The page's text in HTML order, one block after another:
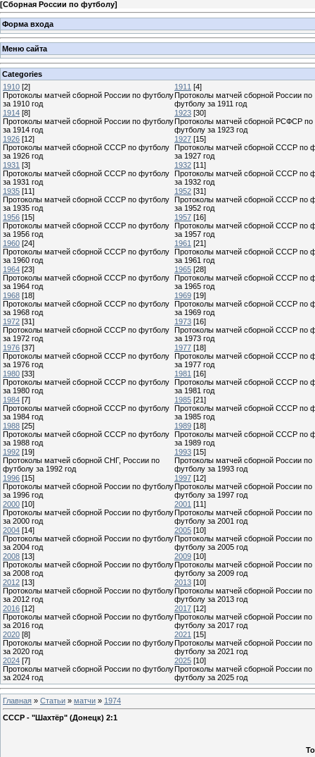
[Сборная России по футболу]
Форма входа
Меню сайта
Categories
1910 [2]
Протоколы матчей сборной России по футболу
за 1910 год
1911 [4]
Протоколы матчей сборной России по
футболу за 1911 год
1914 [8]
Протоколы матчей сборной России по футболу
за 1914 год
1923 [30]
Протоколы матчей сборной РСФСР по
футболу за 1923 год
1926 [12]
Протоколы матчей сборной СССР по футболу
за 1926 год
1927 [15]
Протоколы матчей сборной СССР по
за 1927 год
1931 [3]
Протоколы матчей сборной СССР по футболу
за 1931 год
1932 [11]
Протоколы матчей сборной СССР по
за 1932 год
1935 [11]
Протоколы матчей сборной СССР по футболу
за 1935 год
1952 [31]
Протоколы матчей сборной СССР по
за 1952 год
1956 [15]
Протоколы матчей сборной СССР по футболу
за 1956 год
1957 [16]
Протоколы матчей сборной СССР по
за 1957 год
1960 [24]
Протоколы матчей сборной СССР по футболу
за 1960 год
1961 [21]
Протоколы матчей сборной СССР по
за 1961 год
1964 [23]
Протоколы матчей сборной СССР по футболу
за 1964 год
1965 [28]
Протоколы матчей сборной СССР по
за 1965 год
1968 [18]
Протоколы матчей сборной СССР по футболу
за 1968 год
1969 [19]
Протоколы матчей сборной СССР по
за 1969 год
1972 [31]
Протоколы матчей сборной СССР по футболу
за 1972 год
1973 [16]
Протоколы матчей сборной СССР по
за 1973 год
1976 [37]
Протоколы матчей сборной СССР по футболу
за 1976 год
1977 [18]
Протоколы матчей сборной СССР по
за 1977 год
1980 [33]
Протоколы матчей сборной СССР по футболу
за 1980 год
1981 [16]
Протоколы матчей сборной СССР по
за 1981 год
1984 [7]
Протоколы матчей сборной СССР по футболу
за 1984 год
1985 [21]
Протоколы матчей сборной СССР по
за 1985 год
1988 [25]
Протоколы матчей сборной СССР по футболу
за 1988 год
1989 [18]
Протоколы матчей сборной СССР по
за 1989 год
1992 [19]
Протоколы матчей сборной СНГ, России по
футболу за 1992 год
1993 [15]
Протоколы матчей сборной России по
футболу за 1993 год
1996 [15]
Протоколы матчей сборной России по футболу
за 1996 год
1997 [12]
Протоколы матчей сборной России по
футболу за 1997 год
2000 [10]
Протоколы матчей сборной России по футболу
за 2000 год
2001 [11]
Протоколы матчей сборной России по
футболу за 2001 год
2004 [14]
Протоколы матчей сборной России по футболу
за 2004 год
2005 [10]
Протоколы матчей сборной России по
футболу за 2005 год
2008 [13]
Протоколы матчей сборной России по футболу
за 2008 год
2009 [10]
Протоколы матчей сборной России по
футболу за 2009 год
2012 [13]
Протоколы матчей сборной России по футболу
за 2012 год
2013 [10]
Протоколы матчей сборной России по
футболу за 2013 год
2016 [12]
Протоколы матчей сборной России по футболу
за 2016 год
2017 [12]
Протоколы матчей сборной России по
футболу за 2017 год
2020 [8]
Протоколы матчей сборной России по футболу
за 2020 год
2021 [15]
Протоколы матчей сборной России по
футболу за 2021 год
2024 [7]
Протоколы матчей сборной России по футболу
за 2024 год
2025 [10]
Протоколы матчей сборной России по
футболу за 2025 год
Главная » Статьи » матчи » 1974
СССР - "Шахтёр" (Донецк) 2:1